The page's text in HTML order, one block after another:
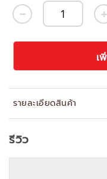
เ
รายละเอียดสินค้า
รีวิว